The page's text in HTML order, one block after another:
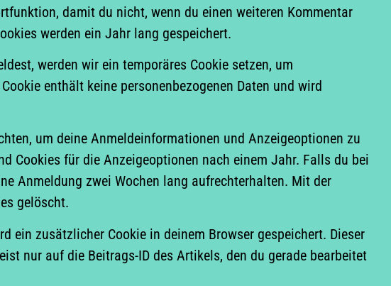
damit du nicht, wenn du einen weiteren Kommentar
werden ein Jahr lang gespeichert.
werden wir ein temporäres Cookie setzen, um
enthält keine personenbezogenen Daten und wird
um deine Anmeldeinformationen und Anzeigeoptionen zu
Cookies für die Anzeigeoptionen nach einem Jahr. Falls du bei
Anmeldung zwei Wochen lang aufrechterhalten. Mit der
gelöscht.
ein zusätzlicher Cookie in deinem Browser gespeichert. Dieser
nur auf die Beitrags-ID des Artikels, den du gerade bearbeitet